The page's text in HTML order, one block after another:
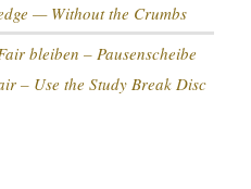
— Without the Crumbs
bleiben – Pausenscheibe
– Use the Study Break Disc